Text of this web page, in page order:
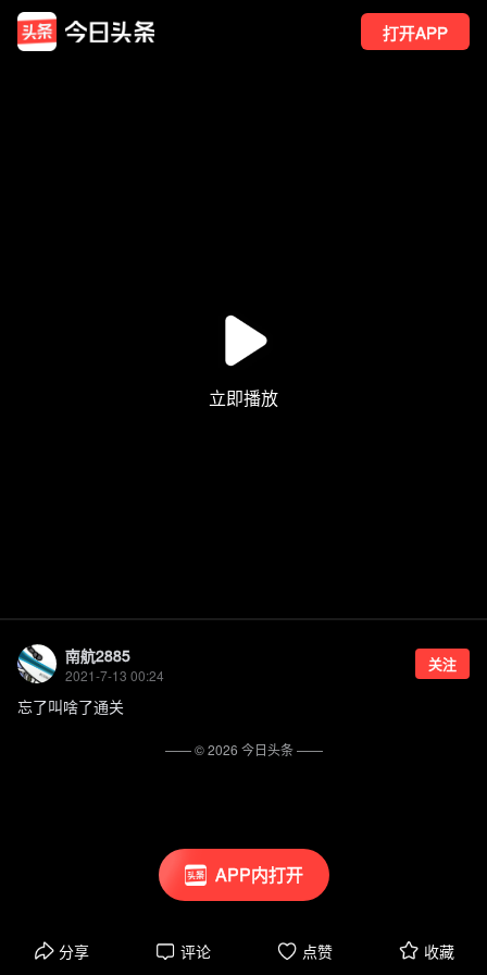
打开APP
APP内打开
南航2885
2021-7-13 00:24
关注
忘了叫啥了通关
分享 评论 点赞 收藏
—— ©2026 今日头条——